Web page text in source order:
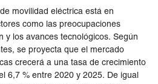
movilidad eléctrica está en
como las preocupaciones
y los avances tecnológicos. Según
se proyecta que el mercado
crecerá a una tasa de crecimiento
6,7 % entre 2020 y 2025. De igual